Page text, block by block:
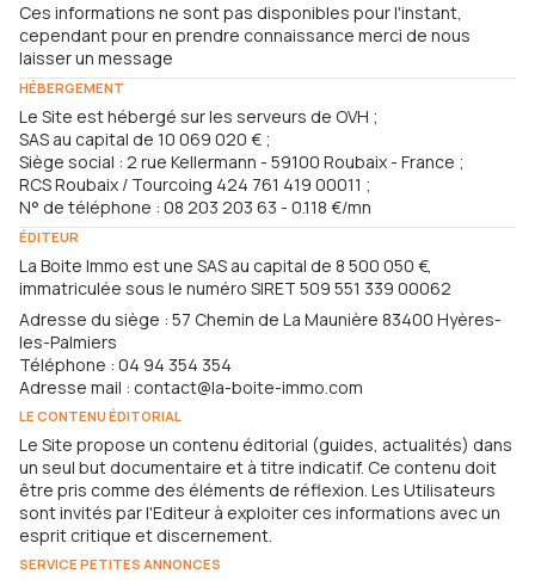
Ces informations ne sont pas disponibles pour l'instant,
cependant pour en prendre connaissance merci de nous
laisser un message
HÉBERGEMENT
Le Site est hébergé sur les serveurs de OVH ;
SAS au capital de 10 069 020 € ;
Siège social : 2 rue Kellermann - 59100 Roubaix - France ;
RCS Roubaix / Tourcoing 424 761 419 00011 ;
N° de téléphone : 08 203 203 63 - 0.118 €/mn
ÉDITEUR
La Boite Immo est une SAS au capital de 8 500 050 €,
immatriculée sous le numéro SIRET 509 551 339 00062
Adresse du siège : 57 Chemin de La Maunière 83400 Hyères-
les-Palmiers
Téléphone : 04 94 354 354
Adresse mail : contact@la-boite-immo.com
LE CONTENU ÉDITORIAL
Le Site propose un contenu éditorial (guides, actualités) dans
un seul but documentaire et à titre indicatif. Ce contenu doit
être pris comme des éléments de réflexion. Les Utilisateurs
sont invités par l'Editeur à exploiter ces informations avec un
esprit critique et discernement.
SERVICE PETITES ANNONCES